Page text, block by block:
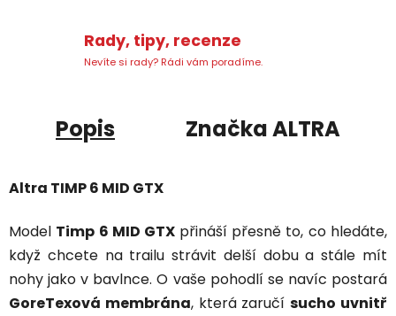
Rady, tipy, recenze
Nevíte si rady? Rádi vám poradíme.
Popis ZnačkaALTRA
Altra TIMP 6 MID GTX
Model Timp 6 MID GTX přináší přesně to, co hledáte,
když chcete na trailu strávit delší dobu a stále mít
nohy jako v bavlnce. O vaše pohodlí se navíc postará
GoreTexová membrána, která zaručísucho uvnitř